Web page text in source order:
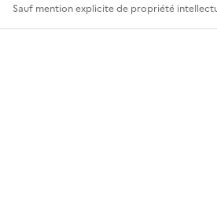
Sauf mention explicite de propriété